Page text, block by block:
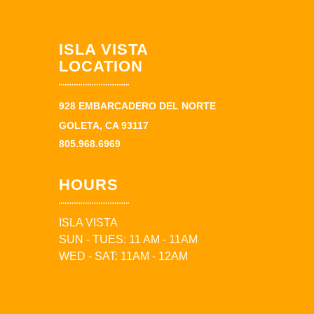
ISLA VISTA
LOCATION
928 EMBARCADERO DEL NORTE
GOLETA, CA 93117
805.968.6969
HOURS
ISLA VISTA
SUN - TUES: 11 AM - 11AM
WED - SAT: 11AM - 12AM